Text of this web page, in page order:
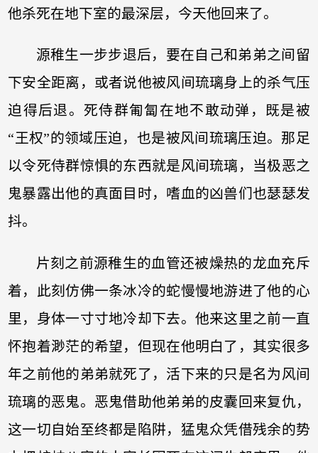
他杀死在地下室的最深层，今天他回来了。
源稚生一步步退后，要在自己和弟弟之间留
下安全距离，或者说他被风间琉璃身上的杀气压
迫得后退。死侍群匍匐在地不敢动弹，既是被
“王权”的领域压迫，也是被风间琉璃压迫。那足
以令死侍群惊惧的东西就是风间琉璃，当极恶之
鬼暴露出他的真面目时，嗜血的凶兽们也瑟瑟发
抖。
片刻之前源稚生的血管还被燥热的龙血充斥
着，此刻仿佛一条冰冷的蛇慢慢地游进了他的心
里，身体一寸寸地冷却下去。他来这里之前一直
怀抱着渺茫的希望，但现在他明白了，其实很多
年之前他的弟弟就死了，活下来的只是名为风间
琉璃的恶鬼。恶鬼借助他弟弟的皮囊回来复仇，
这一切自始至终都是陷阱，猛鬼众凭借残余的势